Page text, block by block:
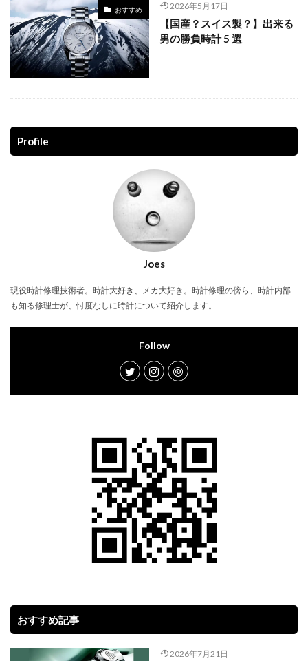
おすすめ 2026年5月17日
【国産？スイス製？】出来る
男の勝負時計 5 選
Profile
Joes
現役時計修理技術者。時計大好き、メカ大好き。時計修理の傍ら、時計内部
も知る修理士が、忖度なしに時計について紹介します。
Follow
おすすめ記事
2026年7月21日